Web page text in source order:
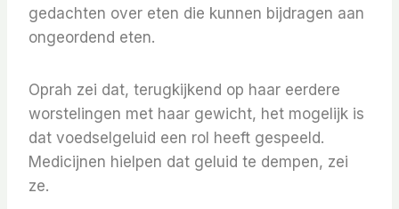
gedachten over eten die kunnen bijdragen aan
ongeordend eten.
Oprah zei dat, terugkijkend op haar eerdere
worstelingen met haar gewicht, het mogelijk is
dat voedselgeluid een rol heeft gespeeld.
Medicijnen hielpen dat geluid te dempen, zei
ze.